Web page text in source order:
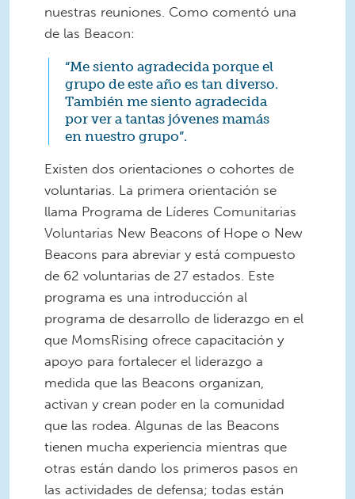
nuestras reuniones. Como comentó una
de las Beacon:
“Me siento agradecida porque el
grupo de este año es tan diverso.
También me siento agradecida
por ver a tantas jóvenes mamás
en nuestro grupo”.
Existen dos orientaciones o cohortes de
voluntarias. La primera orientación se
llama Programa de Líderes Comunitarias
Voluntarias New Beacons of Hope o New
Beacons para abreviar y está compuesto
de 62 voluntarias de 27 estados. Este
programa es una introducción al
programa de desarrollo de liderazgo en el
que MomsRising ofrece capacitación y
apoyo para fortalecer el liderazgo a
medida que las Beacons organizan,
activan y crean poder en la comunidad
que las rodea. Algunas de las Beacons
tienen mucha experiencia mientras que
otras están dando los primeros pasos en
las actividades de defensa; todas están